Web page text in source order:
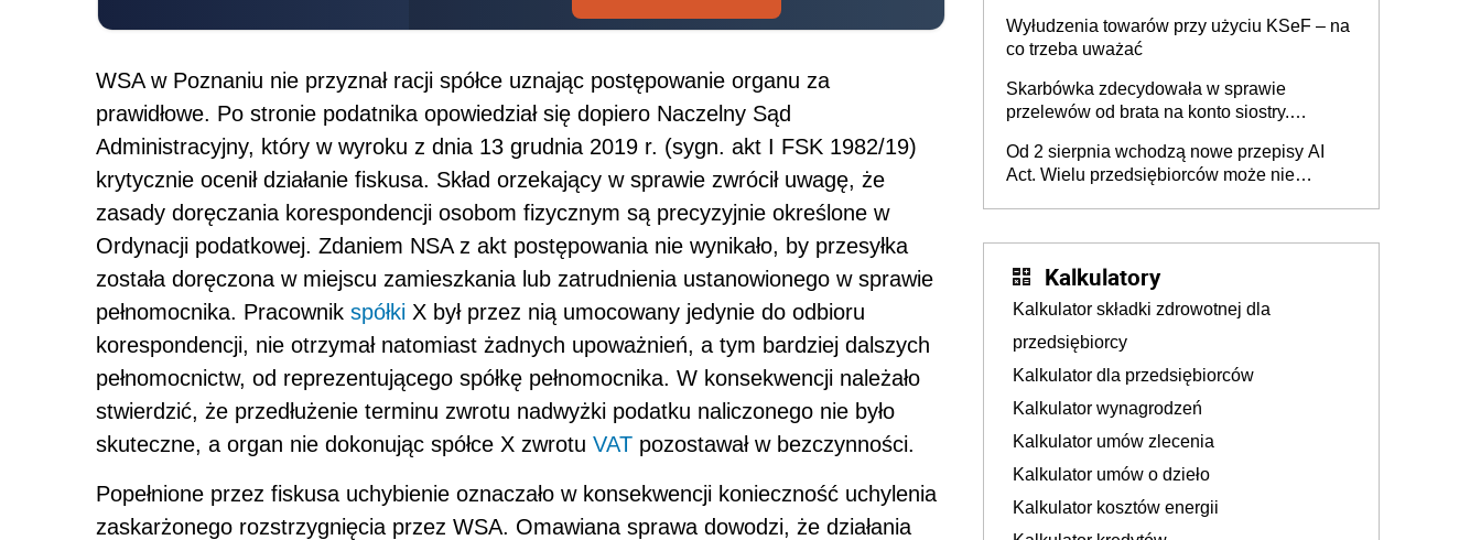
WSA w Poznaniu nie przyznał racji spółce uznając postępowanie organu za
prawidłowe. Po stronie podatnika opowiedział się dopiero Naczelny Sąd
Administracyjny, który w wyroku z dnia 13 grudnia 2019 r. (sygn. akt I FSK 1982/19)
krytycznie ocenił działanie fiskusa. Skład orzekający w sprawie zwrócił uwagę, że
zasady doręczania korespondencji osobom fizycznym są precyzyjnie określone w
Ordynacji podatkowej. Zdaniem NSA z akt postępowania nie wynikało, by przesyłka
została doręczona w miejscu zamieszkania lub zatrudnienia ustanowionego w sprawie
pełnomocnika. Pracownik spółki X był przez nią umocowany jedynie do odbioru
korespondencji, nie otrzymał natomiast żadnych upoważnień, a tym bardziej dalszych
pełnomocnictw, od reprezentującego spółkę pełnomocnika. W konsekwencji należało
stwierdzić, że przedłużenie terminu zwrotu nadwyżki podatku naliczonego nie było
skuteczne, a organ nie dokonując spółce X zwrotu VAT pozostawał w bezczynności.
Popełnione przez fiskusa uchybienie oznaczało w konsekwencji konieczność uchylenia
zaskarżonego rozstrzygnięcia przez WSA. Omawiana sprawa dowodzi, że działania
Wyłudzenia towarów przy użyciu KSeF – na
co trzeba uważać
Skarbówka zdecydowała w sprawie
przelewów od brata na konto siostry.
darowizna, ale podatku jednak nie będzie
Od 2 sierpnia wchodzą nowe przepisy AI
Act. Wielu przedsiębiorców może nie
Kalkulatory
Kalkulator składki zdrowotnej dla
przedsiębiorcy
Kalkulator dla przedsiębiorców
Kalkulator wynagrodzeń
Kalkulator umów zlecenia
Kalkulator umów o dzieło
Kalkulator kosztów energii